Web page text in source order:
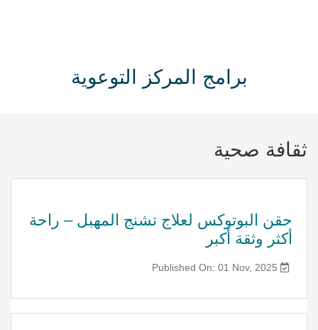
برامج المركز التوعوية
ثقافة صحية
حقن البوتوكس لعلاج تشنج المهبل – راحة
أكثر وثقة أكبر